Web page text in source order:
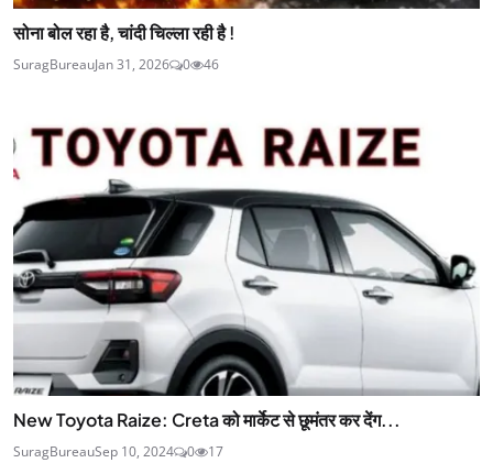
सोना बोल रहा है, चांदी चिल्ला रही है !
SuragBureauJan 31, 2026 0 46
New Toyota Raize: Creta को मार्केट से छूमंतर कर देंग...
SuragBureauSep 10, 2024 0 17